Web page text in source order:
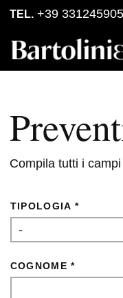
Skip
primary
Skip
content
TEL. +39
Compila tutti i campi
TIPOLOGIA *
COGNOME *